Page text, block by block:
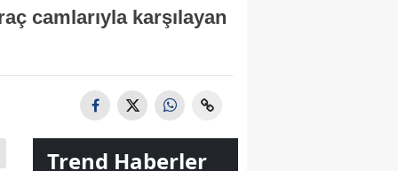
camlarıyla karşılayan
Trend Haberler